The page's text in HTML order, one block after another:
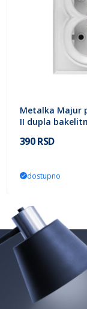
Metalka Majur
II dupla
390 RSD
dostupno